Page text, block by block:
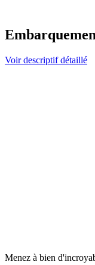
Voir descriptif détaillé
Menez à bien